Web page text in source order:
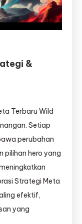
&
Terbaru Wild
Setiap
perubahan
pilihan hero yang
Strategi Meta
efektif,
yang